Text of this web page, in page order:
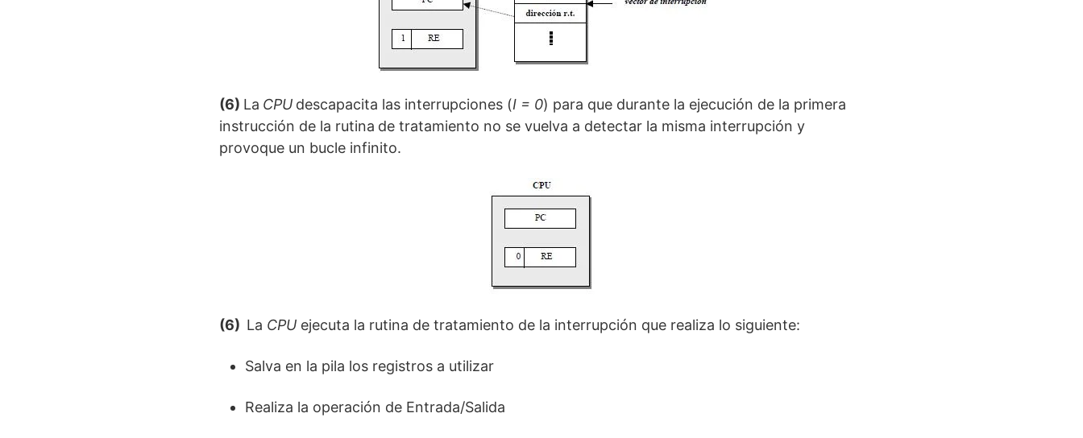
(6) La CPU descapacita las interrupciones (I = 0) para que durante la ejecución de la primera
instrucción de la rutina de tratamiento no se vuelva a detectar la misma interrupción y
provoque un bucle infinito.
(6) La CPU ejecuta la rutina de tratamiento de la interrupción que realiza lo siguiente:
Salva en la pila los registros a utilizar
Realiza la operación de Entrada/Salida